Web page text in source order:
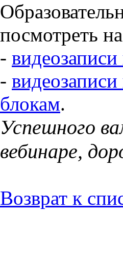
посмотреть
-
-
блокам.
Успешного
вебинаре,
Возврат к